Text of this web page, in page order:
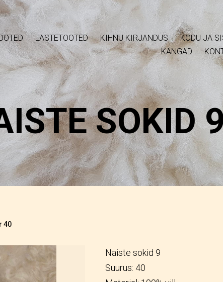
LASTETOOTED KIHNU KIRJANDUS KODU JA
KANGAD
SOKID
40
Naiste sokid 9
Suurus: 40